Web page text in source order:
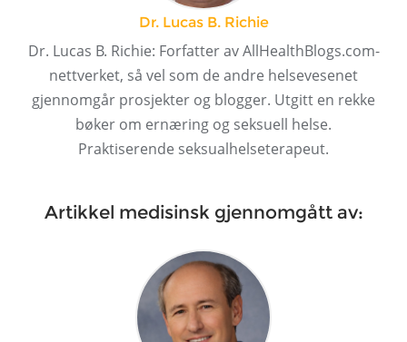
Dr. Lucas B. Richie
Dr. Lucas B. Richie: Forfatter av AllHealthBlogs.com-
nettverket, så vel som de andre helsevesenet
gjennomgår prosjekter og blogger. Utgitt en rekke
bøker om ernæring og seksuell helse.
Praktiserende seksualhelseterapeut.
Artikkel medisinsk gjennomgått av: